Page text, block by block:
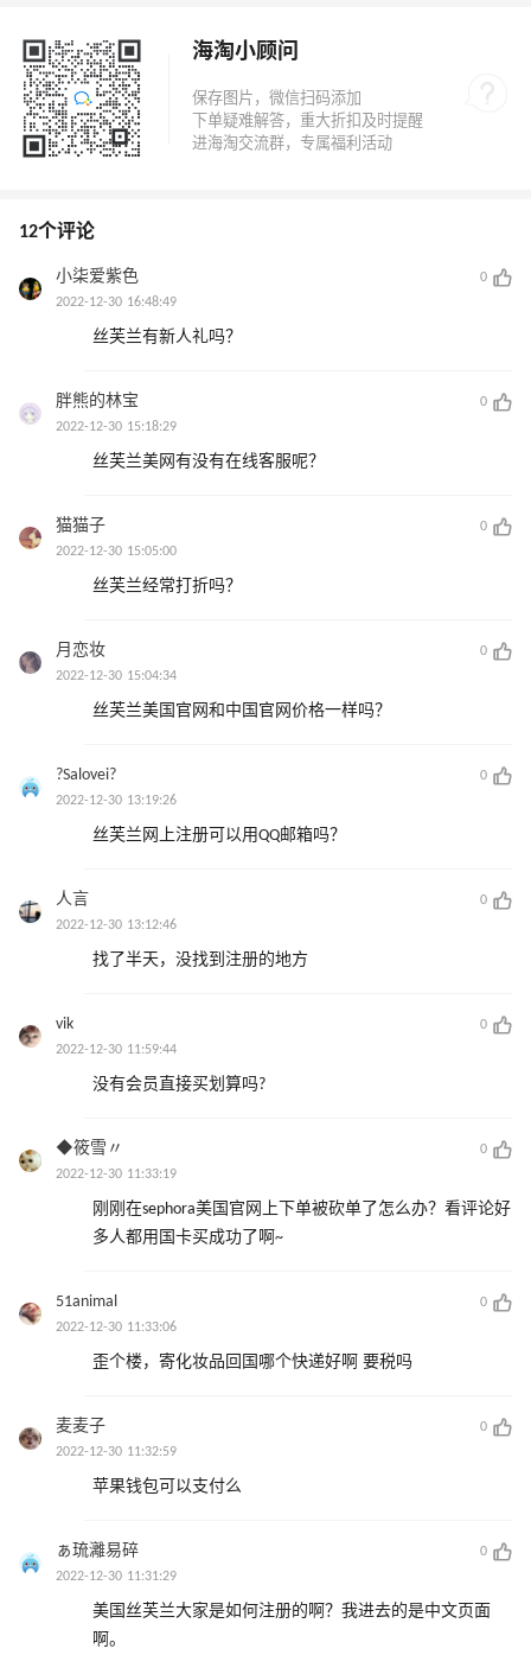
海淘小顾问
12个评论
小柒爱紫色
0
2022-12-30 16:48:49
丝芙兰有新人礼吗？
胖熊的林宝
0
2022-12-30 15:18:29
丝芙兰美网有没有在线客服呢？
猫猫子
0
2022-12-30 15:05:00
丝芙兰经常打折吗？
月恋妆
0
2022-12-30 15:04:34
丝芙兰美国官网和中国官网价格一样吗？
?Salovei?
0
2022-12-30 13:19:26
丝芙兰网上注册可以用QQ邮箱吗？
人言
0
2022-12-30 13:12:46
找了半天，没找到注册的地方
vik
0
2022-12-30 11:59:44
没有会员直接买划算吗?
◆筱雪〃
0
2022-12-30 11:33:19
刚刚在sephora美国官网上下单被砍单了怎么办？看评论好
多人都用国卡买成功了啊~
51animal
0
2022-12-30 11:33:06
歪个楼，寄化妆品回国哪个快递好啊 要税吗
麦麦子
0
2022-12-30 11:32:59
苹果钱包可以支付么
ぁ琉灕易碎
0
2022-12-30 11:31:29
美国丝芙兰大家是如何注册的啊？我进去的是中文页面
啊。